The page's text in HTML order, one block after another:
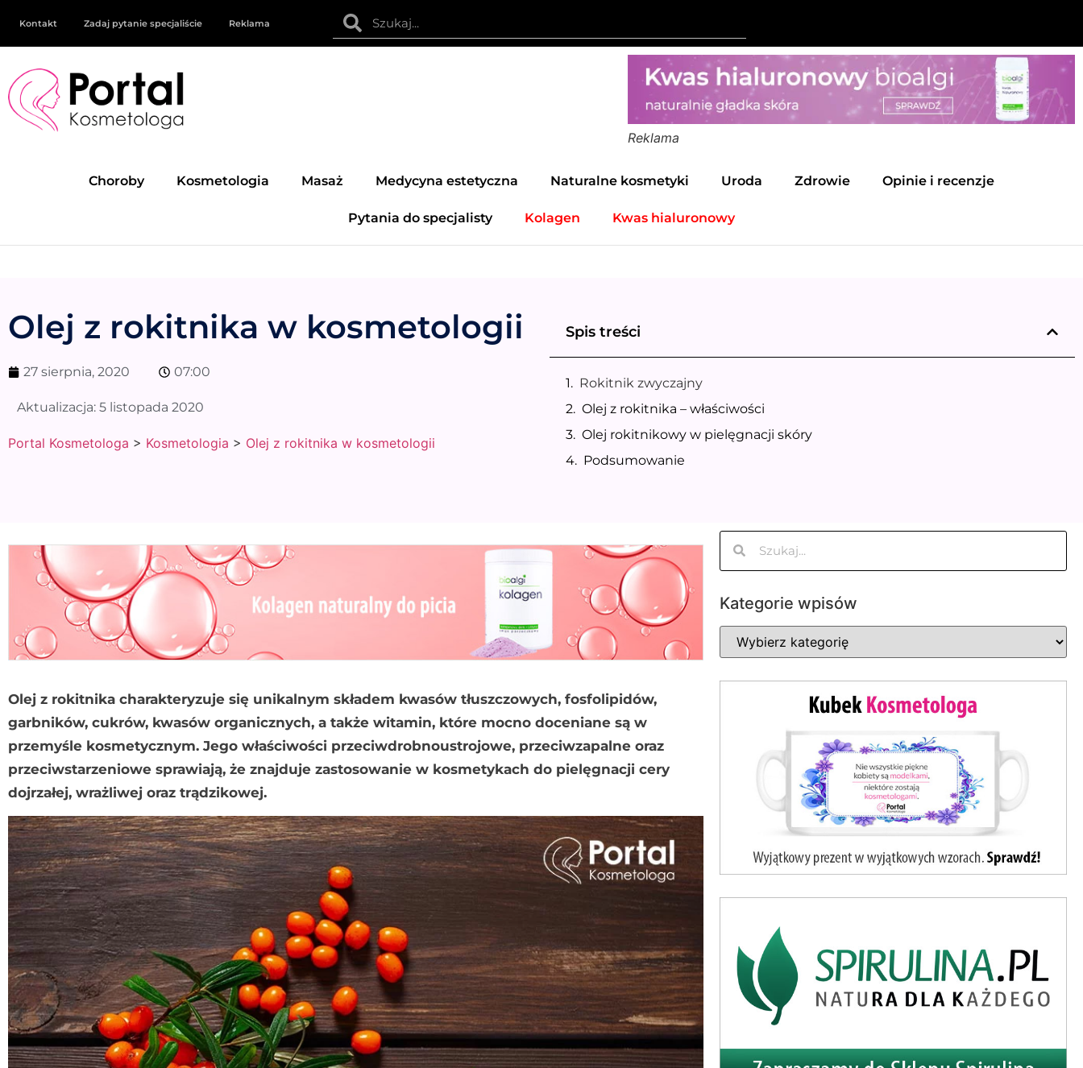
Kontakt Zadaj pytanie specjaliście Reklama
Reklama
Choroby Kosmetologia Masaż Medycyna estetyczna Naturalne kosmetyki Uroda Zdrowie Opinie i recenzje
Pytania do specjalisty Kolagen Kwas hialuronowy
Olej z rokitnika w kosmetologii
27 sierpnia, 2020 07:00
Aktualizacja: 5 listopada 2020
Portal Kosmetologa > Kosmetologia > Olej z rokitnika w kosmetologii
Spis treści
Rokitnik zwyczajny
Olej z rokitnika – właściwości
Olej rokitnikowy w pielęgnacji skóry
Podsumowanie
Olej z rokitnika charakteryzuje się unikalnym składem kwasów tłuszczowych, fosfolipidów,
garbników, cukrów, kwasów organicznych, a także witamin, które mocno doceniane są w
przemyśle kosmetycznym. Jego właściwości przeciwdrobnoustrojowe, przeciwzapalne oraz
przeciwstarzeniowe sprawiają, że znajduje zastosowanie w kosmetykach do pielęgnacji cery
dojrzałej, wrażliwej oraz trądzikowej.
Kategorie wpisów